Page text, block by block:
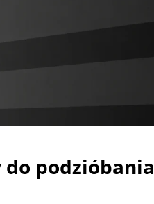
podzióbania